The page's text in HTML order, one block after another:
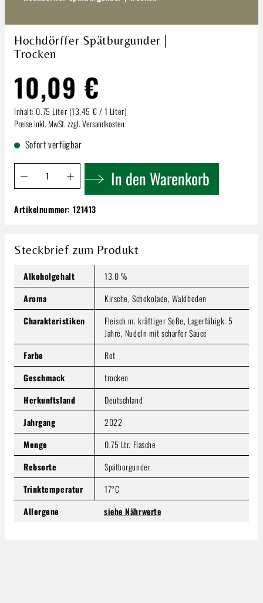
Hochdörffer Spätburgunder |
Trocken
10,09 €
Inhalt: 0.75 Liter (13,45 € / 1 Liter)
Preise inkl. MwSt. zzgl. Versandkosten
Sofort verfügbar
Produkt Anzahl: Gib den gewünschten Wert ein oder
In den Warenkorb
Hochdörffer Spätburgunder | Trocken
Inhalt:0.75 Liter(13,45 € / 1 Liter)
Produkt Anzahl: Gib den gewünschten Wert ein oder
In den Warenkorb
Artikelnummer:121413
Steckbrief zum Produkt
Alkoholgehalt
13.0 %
Aroma
Kirsche, Schokolade, Waldboden
Charakteristiken
Fleisch m. kräftiger Soße, Lagerfähigk. 5
Jahre, Nudeln mit scharfer Sauce
Farbe
Rot
Geschmack
trocken
Herkunftsland
Deutschland
Jahrgang
2022
Menge
0,75 Ltr. Flasche
Rebsorte
Spätburgunder
Trinktemperatur
17°C
Allergene
siehe Nährwerte